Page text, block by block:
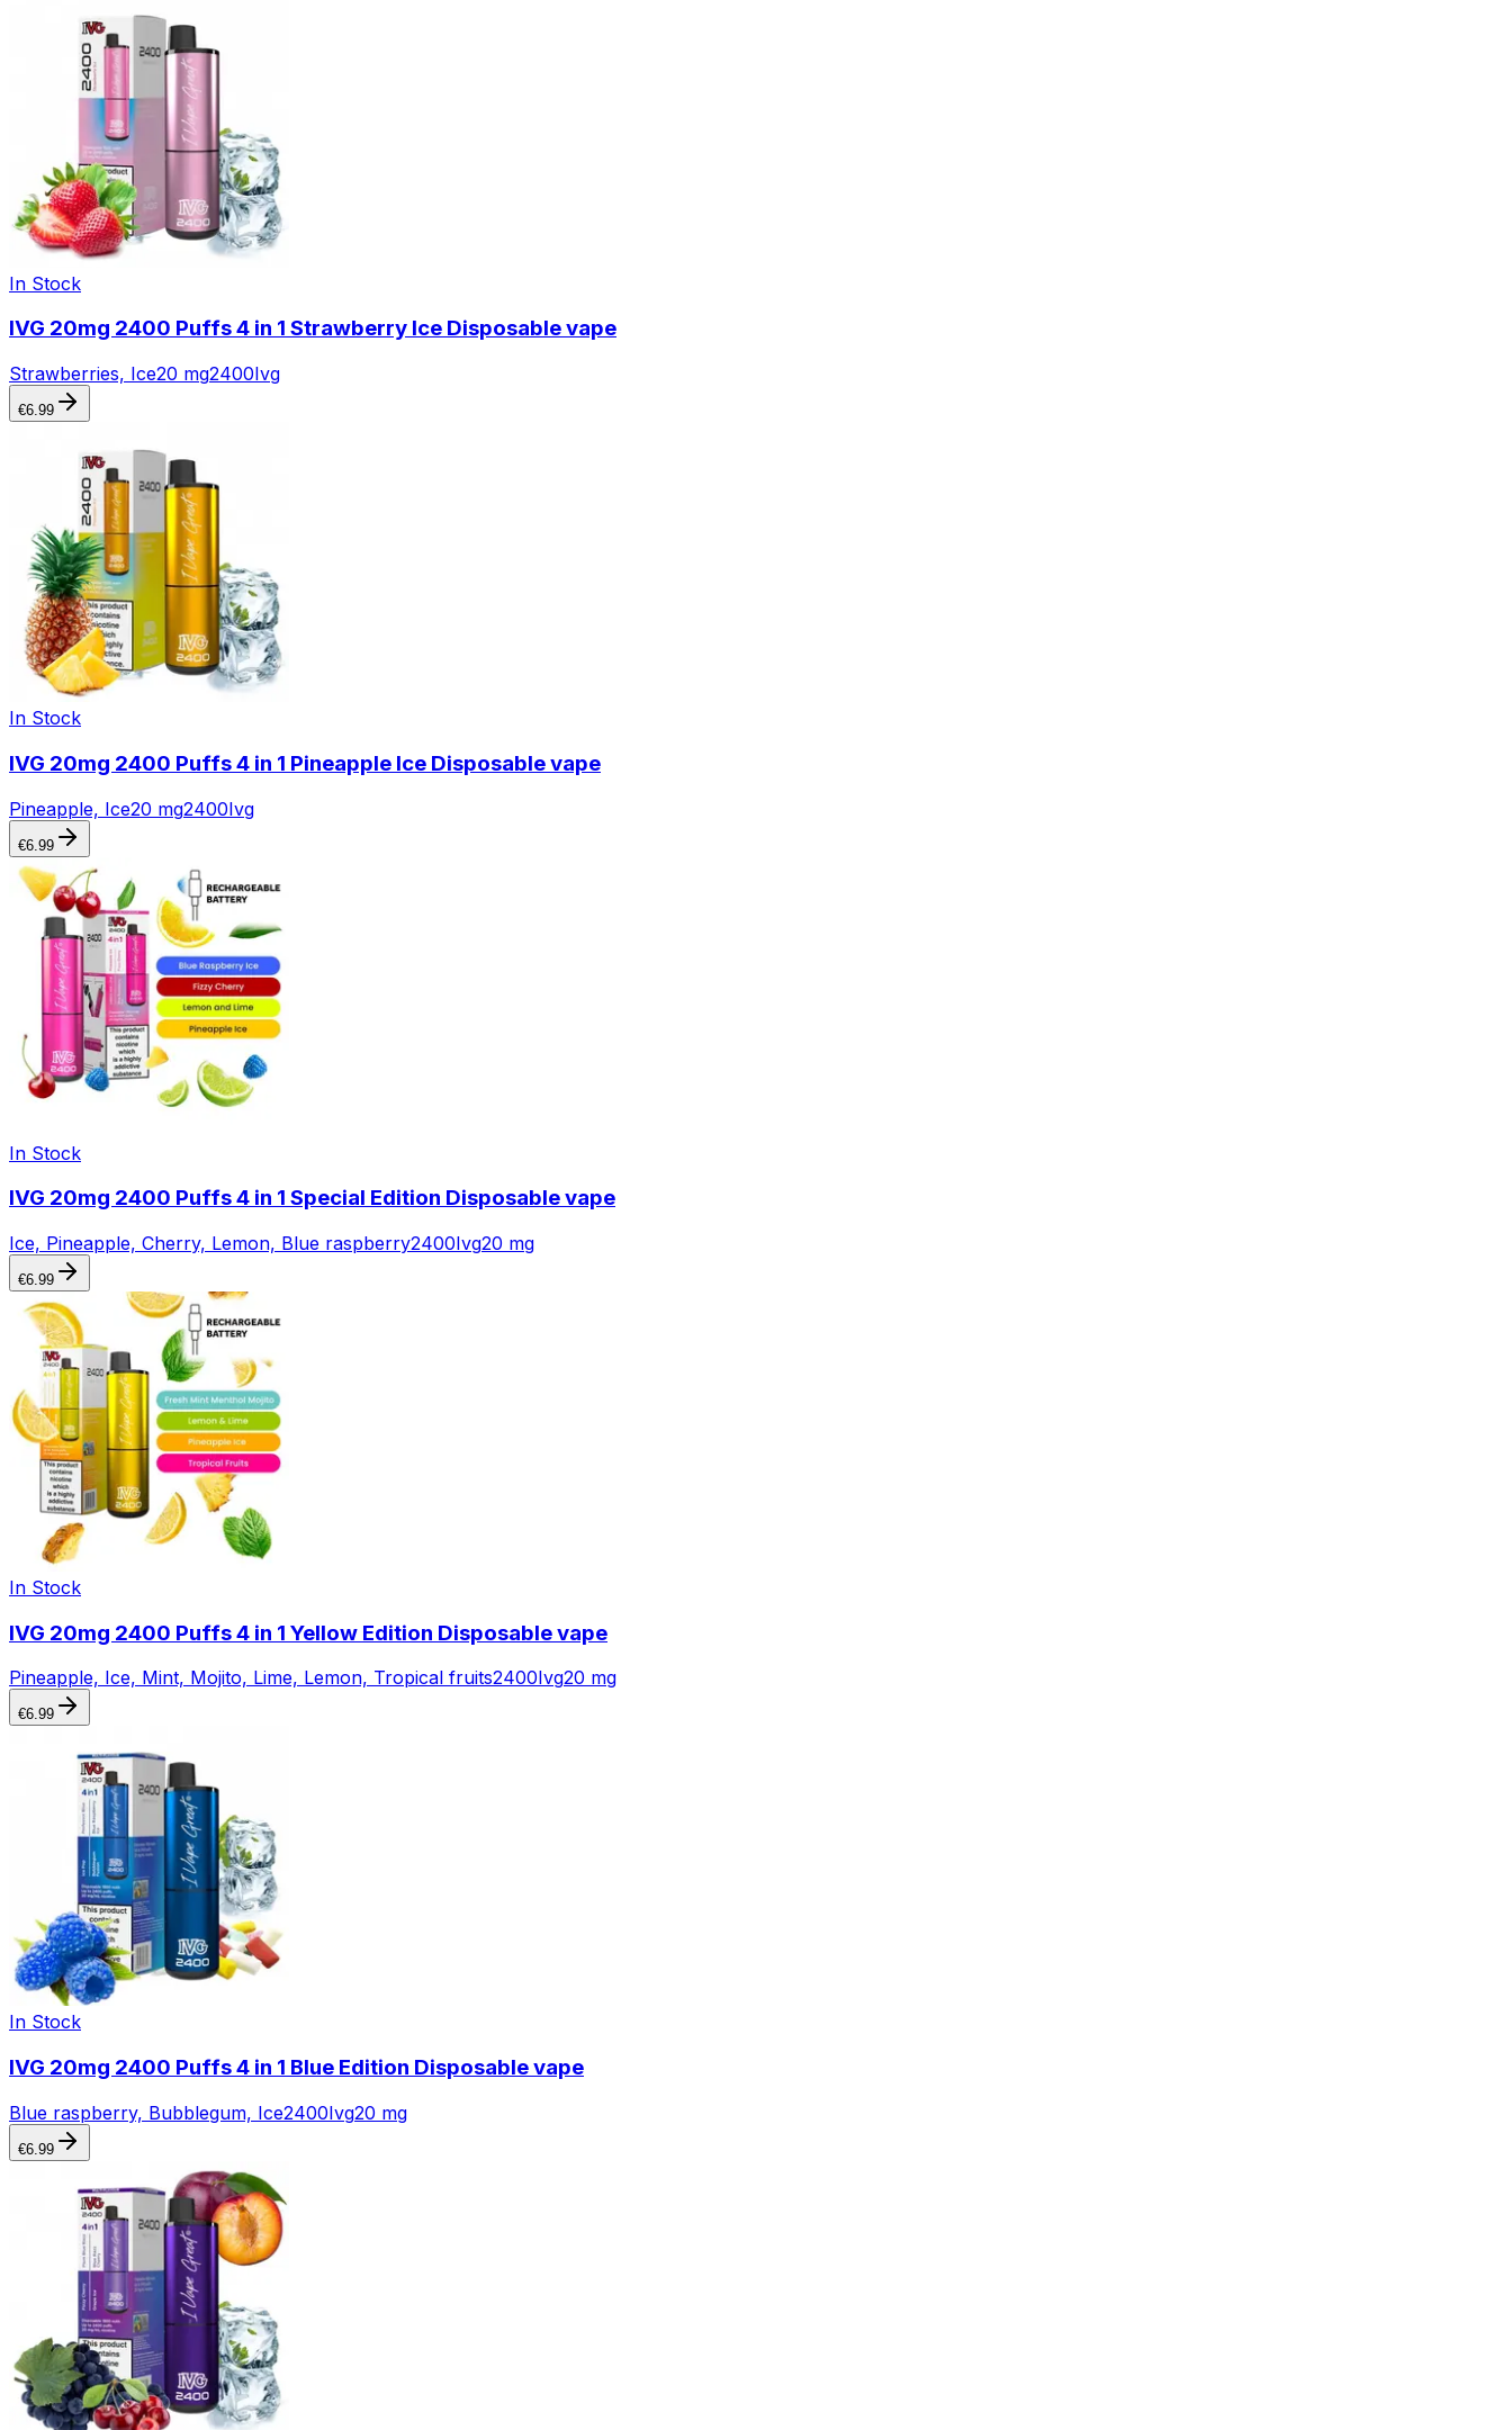
In Stock
IVG 20mg 2400 Puffs 4 in 1 Strawberry Ice Disposable vape
Strawberries, Ice20 mg2400Ivg
€6.99
In Stock
IVG 20mg 2400 Puffs 4 in 1 Pineapple Ice Disposable vape
Pineapple, Ice20 mg2400Ivg
€6.99
In Stock
IVG 20mg 2400 Puffs 4 in 1 Special Edition Disposable vape
Ice, Pineapple, Cherry, Lemon, Blue raspberry2400Ivg20 mg
€6.99
In Stock
IVG 20mg 2400 Puffs 4 in 1 Yellow Edition Disposable vape
Pineapple, Ice, Mint, Mojito, Lime, Lemon, Tropical fruits2400Ivg20 mg
€6.99
In Stock
IVG 20mg 2400 Puffs 4 in 1 Blue Edition Disposable vape
Blue raspberry, Bubblegum, Ice2400Ivg20 mg
€6.99